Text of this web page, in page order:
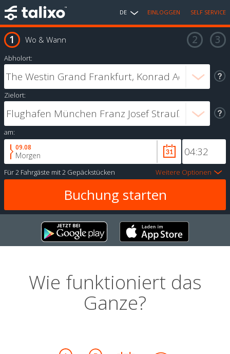
DE EINLOGGEN SELF SERVICE
Wo & Wann
Abholort:
Zielort:
am:
09.08
Morgen
Für2 Fahrgäste mit2 Gepäckstücken Weitere Optionen
Wie funktioniert das
Ganze?